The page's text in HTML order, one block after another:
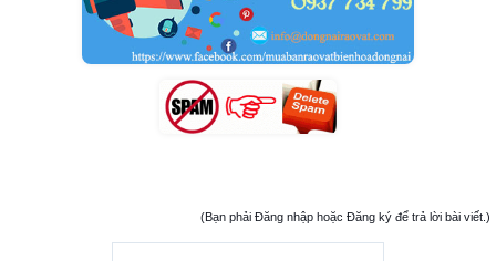
(Bạn phải Đăng nhập hoặc Đăng ký để trả lời bài viết.)